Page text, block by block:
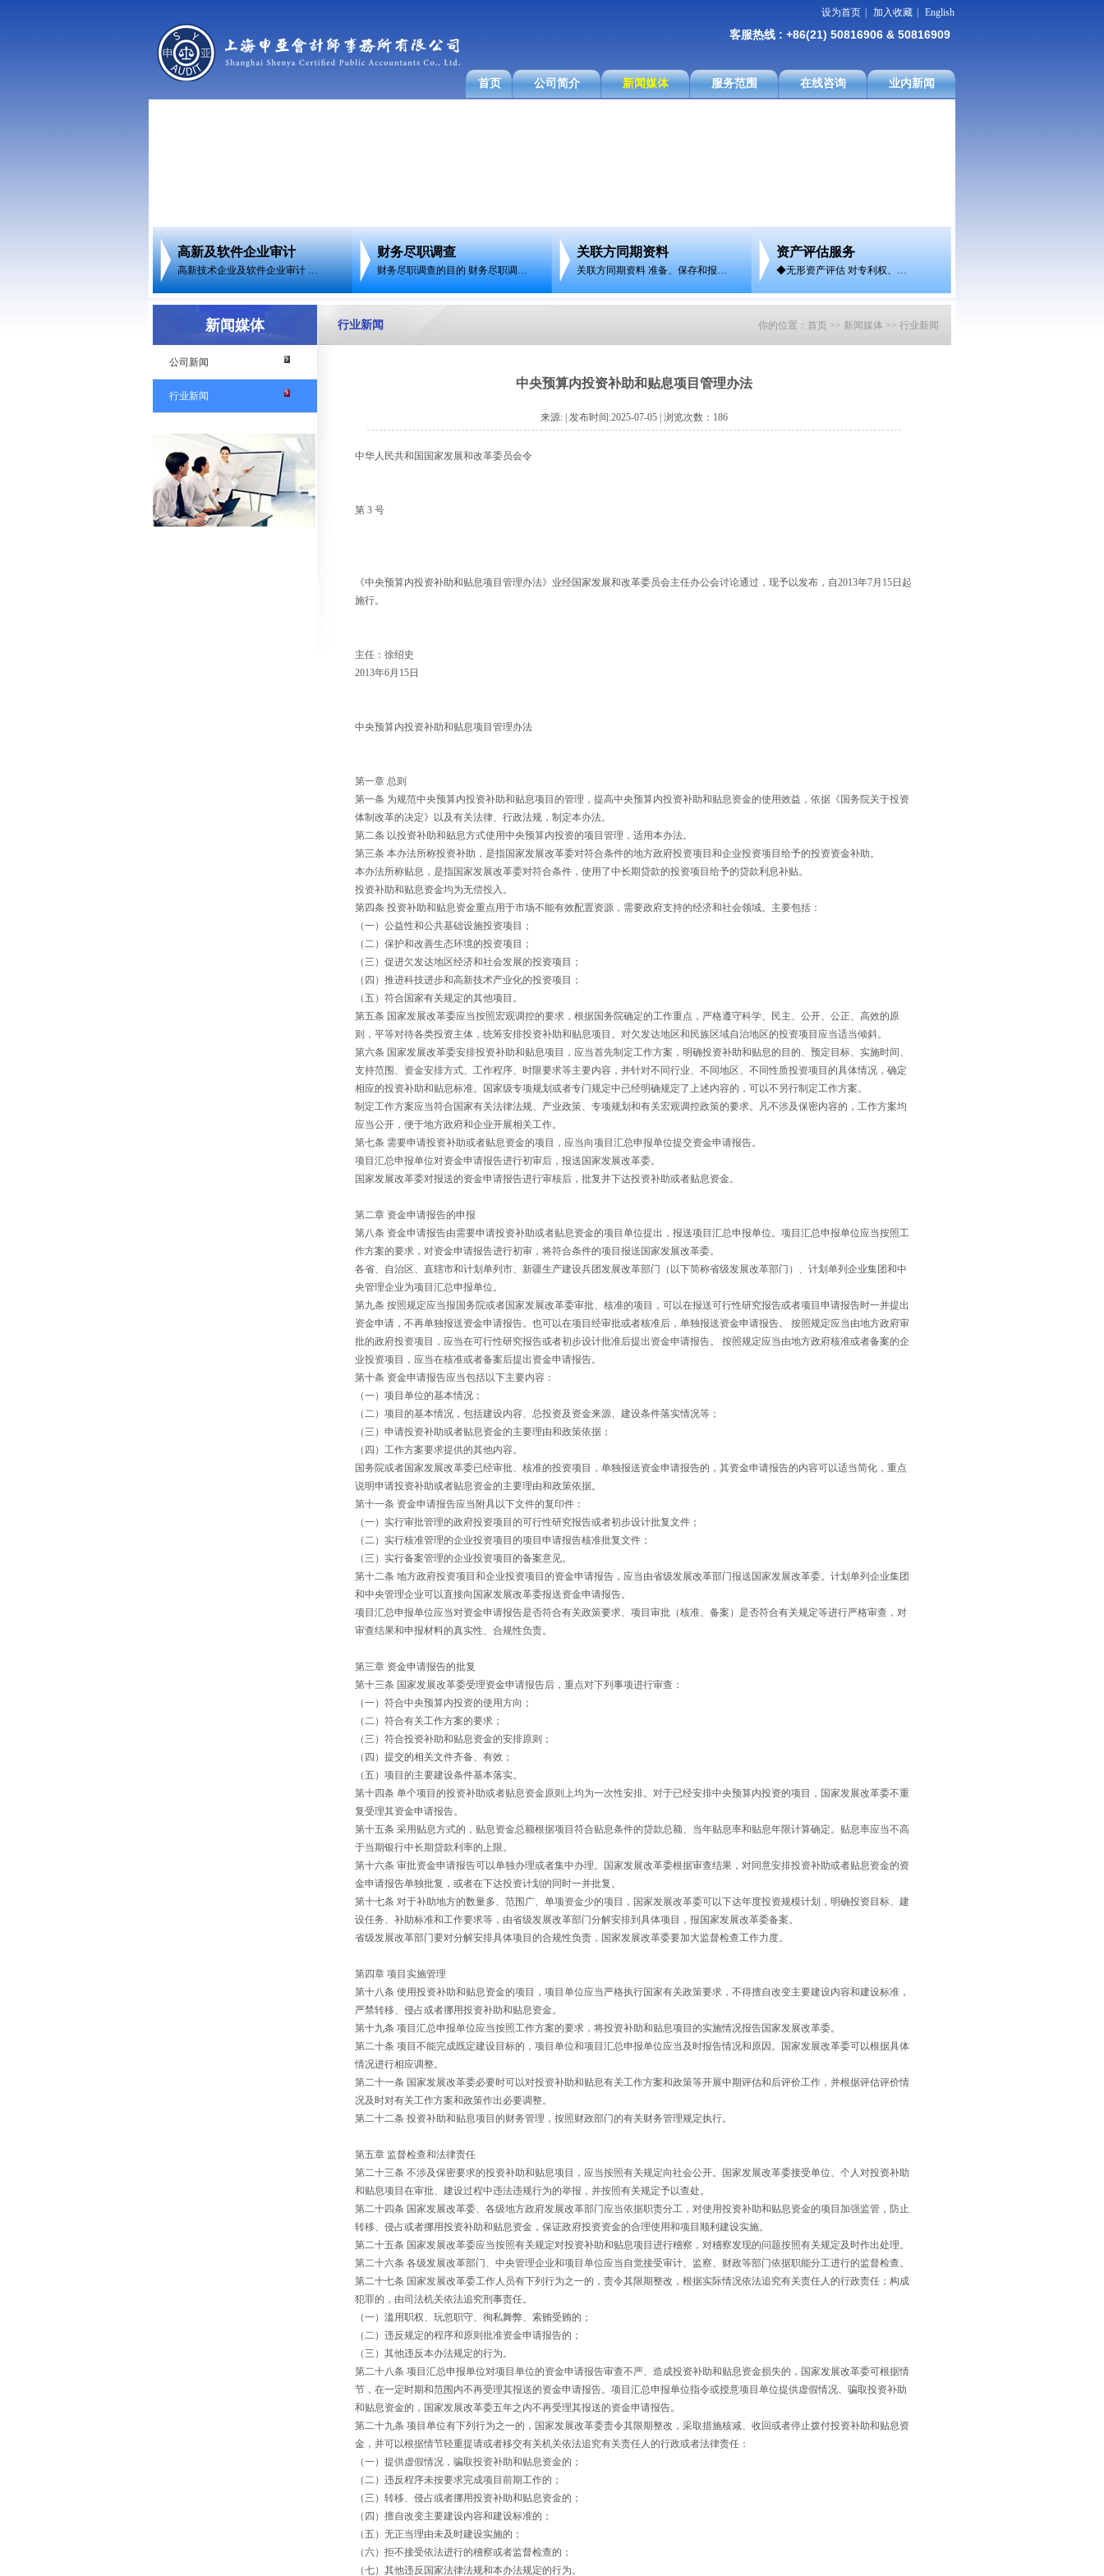
设为首页 加入收藏 English
客服热线 : +86(21) 50816906 & 50816909
首页 公司简介 新闻媒体 服务范围 在线咨询 业内新闻
高新及软件企业审计
高新技术企业及软件企业审计 …
财务尽职调查
财务尽职调查的目的 财务尽职调…
关联方同期资料
关联方同期资料 准备、保存和报…
资产评估服务
◆无形资产评估 对专利权、…
新闻媒体
公司新闻
行业新闻
行业新闻 你的位置： 首页 >> 新闻媒体 >> 行业新闻
中央预算内投资补助和贴息项目管理办法
来源: | 发布时间:2025-07-05 | 浏览次数： 186
中华人民共和国国家发展和改革委员会令
第 3 号
《中央预算内投资补助和贴息项目管理办法》业经国家发展和改革委员会主任办公会讨论通过，现予以发布，自2013年7月15日起
施行。
主任：徐绍史
2013年6月15日
中央预算内投资补助和贴息项目管理办法
第一章 总则
第一条 为规范中央预算内投资补助和贴息项目的管理，提高中央预算内投资补助和贴息资金的使用效益，依据《国务院关于投资
体制改革的决定》以及有关法律、行政法规，制定本办法。
第二条 以投资补助和贴息方式使用中央预算内投资的项目管理，适用本办法。
第三条 本办法所称投资补助，是指国家发展改革委对符合条件的地方政府投资项目和企业投资项目给予的投资资金补助。
本办法所称贴息，是指国家发展改革委对符合条件，使用了中长期贷款的投资项目给予的贷款利息补贴。
投资补助和贴息资金均为无偿投入。
第四条 投资补助和贴息资金重点用于市场不能有效配置资源，需要政府支持的经济和社会领域。主要包括：
（一）公益性和公共基础设施投资项目；
（二）保护和改善生态环境的投资项目；
（三）促进欠发达地区经济和社会发展的投资项目；
（四）推进科技进步和高新技术产业化的投资项目；
（五）符合国家有关规定的其他项目。
第五条 国家发展改革委应当按照宏观调控的要求，根据国务院确定的工作重点，严格遵守科学、民主、公开、公正、高效的原
则，平等对待各类投资主体，统筹安排投资补助和贴息项目。对欠发达地区和民族区域自治地区的投资项目应当适当倾斜。
第六条 国家发展改革委安排投资补助和贴息项目，应当首先制定工作方案，明确投资补助和贴息的目的、预定目标、实施时间、
支持范围、资金安排方式、工作程序、时限要求等主要内容，并针对不同行业、不同地区、不同性质投资项目的具体情况，确定
相应的投资补助和贴息标准。国家级专项规划或者专门规定中已经明确规定了上述内容的，可以不另行制定工作方案。
制定工作方案应当符合国家有关法律法规、产业政策、专项规划和有关宏观调控政策的要求。凡不涉及保密内容的，工作方案均
应当公开，便于地方政府和企业开展相关工作。
第七条 需要申请投资补助或者贴息资金的项目，应当向项目汇总申报单位提交资金申请报告。
项目汇总申报单位对资金申请报告进行初审后，报送国家发展改革委。
国家发展改革委对报送的资金申请报告进行审核后，批复并下达投资补助或者贴息资金。
第二章 资金申请报告的申报
第八条 资金申请报告由需要申请投资补助或者贴息资金的项目单位提出，报送项目汇总申报单位。项目汇总申报单位应当按照工
作方案的要求，对资金申请报告进行初审，将符合条件的项目报送国家发展改革委。
各省、自治区、直辖市和计划单列市、新疆生产建设兵团发展改革部门（以下简称省级发展改革部门）、计划单列企业集团和中
央管理企业为项目汇总申报单位。
第九条 按照规定应当报国务院或者国家发展改革委审批、核准的项目，可以在报送可行性研究报告或者项目申请报告时一并提出
资金申请，不再单独报送资金申请报告。也可以在项目经审批或者核准后，单独报送资金申请报告。 按照规定应当由地方政府审
批的政府投资项目，应当在可行性研究报告或者初步设计批准后提出资金申请报告。 按照规定应当由地方政府核准或者备案的企
业投资项目，应当在核准或者备案后提出资金申请报告。
第十条 资金申请报告应当包括以下主要内容：
（一）项目单位的基本情况；
（二）项目的基本情况，包括建设内容、总投资及资金来源、建设条件落实情况等；
（三）申请投资补助或者贴息资金的主要理由和政策依据；
（四）工作方案要求提供的其他内容。
国务院或者国家发展改革委已经审批、核准的投资项目，单独报送资金申请报告的，其资金申请报告的内容可以适当简化，重点
说明申请投资补助或者贴息资金的主要理由和政策依据。
第十一条 资金申请报告应当附具以下文件的复印件：
（一）实行审批管理的政府投资项目的可行性研究报告或者初步设计批复文件；
（二）实行核准管理的企业投资项目的项目申请报告核准批复文件；
（三）实行备案管理的企业投资项目的备案意见。
第十二条 地方政府投资项目和企业投资项目的资金申请报告，应当由省级发展改革部门报送国家发展改革委。计划单列企业集团
和中央管理企业可以直接向国家发展改革委报送资金申请报告。
项目汇总申报单位应当对资金申请报告是否符合有关政策要求、项目审批（核准、备案）是否符合有关规定等进行严格审查，对
审查结果和申报材料的真实性、合规性负责。
第三章 资金申请报告的批复
第十三条 国家发展改革委受理资金申请报告后，重点对下列事项进行审查：
（一）符合中央预算内投资的使用方向；
（二）符合有关工作方案的要求；
（三）符合投资补助和贴息资金的安排原则；
（四）提交的相关文件齐备、有效；
（五）项目的主要建设条件基本落实。
第十四条 单个项目的投资补助或者贴息资金原则上均为一次性安排。对于已经安排中央预算内投资的项目，国家发展改革委不重
复受理其资金申请报告。
第十五条 采用贴息方式的，贴息资金总额根据项目符合贴息条件的贷款总额、当年贴息率和贴息年限计算确定。贴息率应当不高
于当期银行中长期贷款利率的上限。
第十六条 审批资金申请报告可以单独办理或者集中办理。国家发展改革委根据审查结果，对同意安排投资补助或者贴息资金的资
金申请报告单独批复，或者在下达投资计划的同时一并批复。
第十七条 对于补助地方的数量多、范围广、单项资金少的项目，国家发展改革委可以下达年度投资规模计划，明确投资目标、建
设任务、补助标准和工作要求等，由省级发展改革部门分解安排到具体项目，报国家发展改革委备案。
省级发展改革部门要对分解安排具体项目的合规性负责，国家发展改革委要加大监督检查工作力度。
第四章 项目实施管理
第十八条 使用投资补助和贴息资金的项目，项目单位应当严格执行国家有关政策要求，不得擅自改变主要建设内容和建设标准，
严禁转移、侵占或者挪用投资补助和贴息资金。
第十九条 项目汇总申报单位应当按照工作方案的要求，将投资补助和贴息项目的实施情况报告国家发展改革委。
第二十条 项目不能完成既定建设目标的，项目单位和项目汇总申报单位应当及时报告情况和原因。国家发展改革委可以根据具体
情况进行相应调整。
第二十一条 国家发展改革委必要时可以对投资补助和贴息有关工作方案和政策等开展中期评估和后评价工作，并根据评估评价情
况及时对有关工作方案和政策作出必要调整。
第二十二条 投资补助和贴息项目的财务管理，按照财政部门的有关财务管理规定执行。
第五章 监督检查和法律责任
第二十三条 不涉及保密要求的投资补助和贴息项目，应当按照有关规定向社会公开。国家发展改革委接受单位、个人对投资补助
和贴息项目在审批、建设过程中违法违规行为的举报，并按照有关规定予以查处。
第二十四条 国家发展改革委、各级地方政府发展改革部门应当依据职责分工，对使用投资补助和贴息资金的项目加强监管，防止
转移、侵占或者挪用投资补助和贴息资金，保证政府投资资金的合理使用和项目顺利建设实施。
第二十五条 国家发展改革委应当按照有关规定对投资补助和贴息项目进行稽察，对稽察发现的问题按照有关规定及时作出处理。
第二十六条 各级发展改革部门、中央管理企业和项目单位应当自觉接受审计、监察、财政等部门依据职能分工进行的监督检查。
第二十七条 国家发展改革委工作人员有下列行为之一的，责令其限期整改，根据实际情况依法追究有关责任人的行政责任；构成
犯罪的，由司法机关依法追究刑事责任。
（一）滥用职权、玩忽职守、徇私舞弊、索贿受贿的；
（二）违反规定的程序和原则批准资金申请报告的；
（三）其他违反本办法规定的行为。
第二十八条 项目汇总申报单位对项目单位的资金申请报告审查不严、造成投资补助和贴息资金损失的，国家发展改革委可根据情
节，在一定时期和范围内不再受理其报送的资金申请报告。项目汇总申报单位指令或授意项目单位提供虚假情况、骗取投资补助
和贴息资金的，国家发展改革委五年之内不再受理其报送的资金申请报告。
第二十九条 项目单位有下列行为之一的，国家发展改革委责令其限期整改，采取措施核减、收回或者停止拨付投资补助和贴息资
金，并可以根据情节轻重提请或者移交有关机关依法追究有关责任人的行政或者法律责任：
（一）提供虚假情况，骗取投资补助和贴息资金的；
（二）违反程序未按要求完成项目前期工作的；
（三）转移、侵占或者挪用投资补助和贴息资金的；
（四）擅自改变主要建设内容和建设标准的；
（五）无正当理由未及时建设实施的；
（六）拒不接受依法进行的稽察或者监督检查的；
（七）其他违反国家法律法规和本办法规定的行为。